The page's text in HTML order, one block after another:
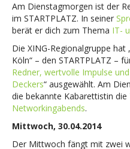
Am Dienstagmorgen ist der
im STARTPLATZ. In seiner
berät er dich zum Thema IT-
Die XING-Regionalgruppe
Köln“ – den STARTPLATZ –
Redner, wertvolle Impulse
Deckers“ ausgewählt. Am
die bekannte Kabarettistin die
Networkingabends.
Mittwoch, 30.04.2014
Der Mittwoch fängt mit zwei